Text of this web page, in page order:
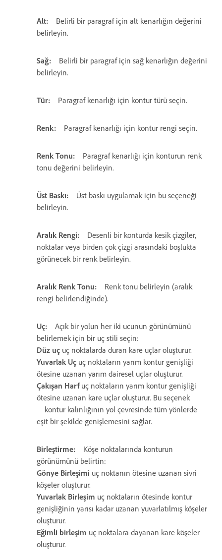
Alt:
Belirli bir paragraf için alt kenarlığın değerini
belirleyin.
Sağ:
Belirli bir paragraf için sağ kenarlığın değerini
belirleyin.
Tür: Paragraf kenarlığı için kontur türü seçin.
Renk: Paragraf kenarlığı için kontur rengi seçin.
Renk Tonu:
Paragraf kenarlığı için konturun renk
tonu değerini belirleyin.
Üst Baskı:
Üst baskı uygulamak için bu seçeneği
belirleyin.
Aralık Rengi:
Desenli bir konturda kesik çizgiler,
noktalar veya birden çok çizgi arasındaki boşlukta
görünecek bir renk belirleyin.
Aralık Renk Tonu:
Renk tonu belirleyin (aralık
rengi belirlendiğinde).
Uç:
Açık bir yolun her iki ucunun görünümünü
belirlemek için bir uç stili seçin:
Düz uç uç noktalarda duran kare uçlar oluşturur.
Yuvarlak Uç uç noktaların yarım kontur genişliği
ötesine uzanan yarım dairesel uçlar oluşturur.
Çakışan Harfuç noktaların yarım kontur genişliği
ötesine uzanan kare uçlar oluşturur. Bu seçenek
kontur kalınlığının yol çevresinde tüm yönlerde
eşit bir şekilde genişlemesini sağlar.
Birleştirme:
Köşe noktalarında konturun
görünümünü belirtin:
Gönye Birleşimi uç noktanın ötesine uzanan sivri
köşeler oluşturur.
Yuvarlak Birleşim uç noktaların ötesinde kontur
genişliğinin yarısı kadar uzanan yuvarlatılmış köşeler
oluşturur.
Eğimli birleşim uç noktalara dayanan kare köşeler
oluşturur.